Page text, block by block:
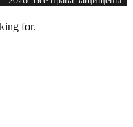
for.